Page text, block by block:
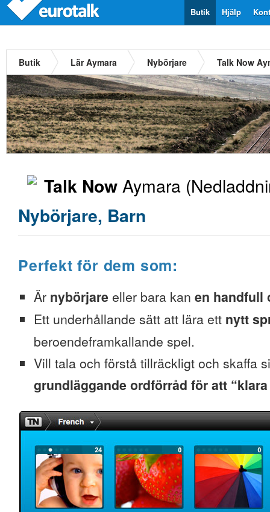
Hjälp
Butik
Butik Lär Aymara Nybörjare Talk Now
Talk Now Aymara
Nybörjare, Barn
Perfekt för dem som:
Är nybörjare eller bara kan en handfull
Ett underhållande sätt att lära ett nytt
beroendeframkallande spel.
Vill tala och förstå tillräckligt och skaffa
grundläggande ordförråd för att